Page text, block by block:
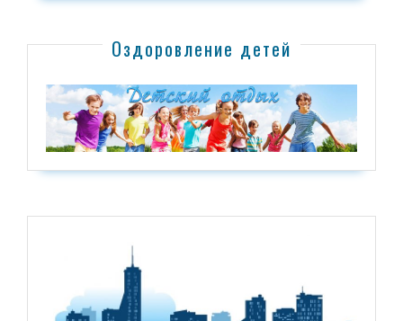
Оздоровление детей